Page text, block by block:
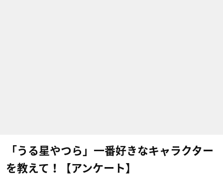
「うる星やつら」一番好きなキャラクター
を教えて！【アンケート】